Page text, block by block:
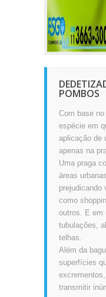
POMBOS
Com base
espécie em
aplicação de
apenas na
Uma praga
áreas
prejudicando
como
outros. E em
tubulações,
telhas.
Além da
superfícies
transmitir